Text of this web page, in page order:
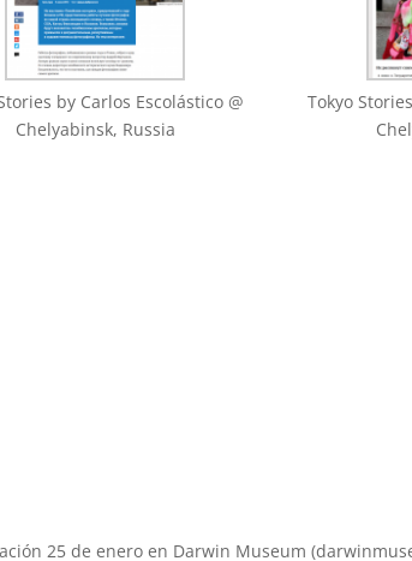
by Carlos Escolástico @
Chelyabinsk, Russia
Tokyo
25 de enero en Darwin Museum